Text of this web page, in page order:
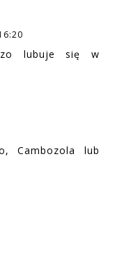
lubuje się w
Cambozola lub